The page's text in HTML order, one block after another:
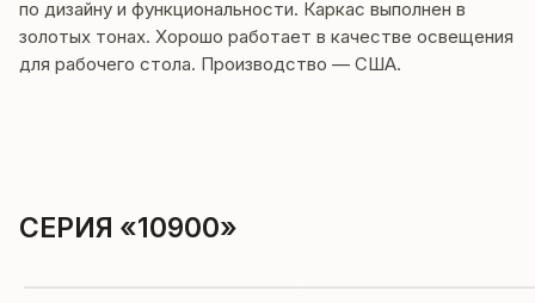
по дизайну и функциональности. Каркас выполнен в
золотых тонах. Хорошо работает в качестве освещения
для рабочего стола. Производство — США.
СЕРИЯ «10900»